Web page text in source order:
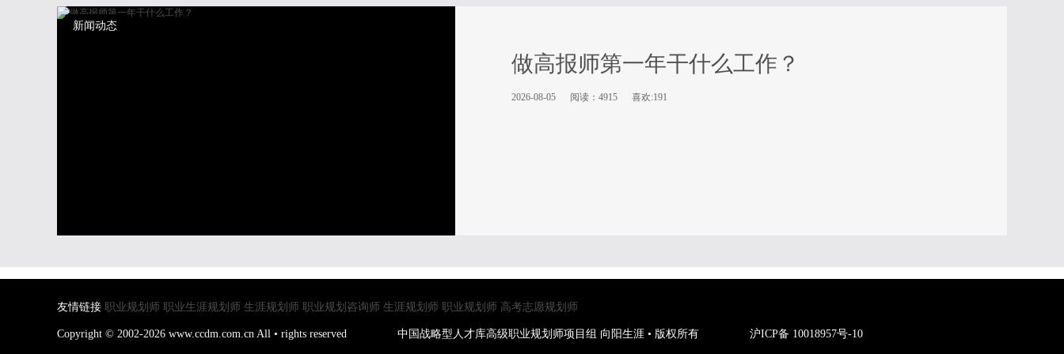
新闻动态
做高报师第一年干什么工作？
2026-08-05 阅读：4915 喜欢:191
友情链接 职业规划师 职业生涯规划师 生涯规划师 职业规划咨询师 生涯规划师 职业规划师 高考志愿规划师
Copyright © 2002-2026 www.ccdm.com.cn All • rights reserved 中国战略型人才库高级职业规划师项目组 向阳生涯 • 版权所有 沪ICP备 10018957号-10